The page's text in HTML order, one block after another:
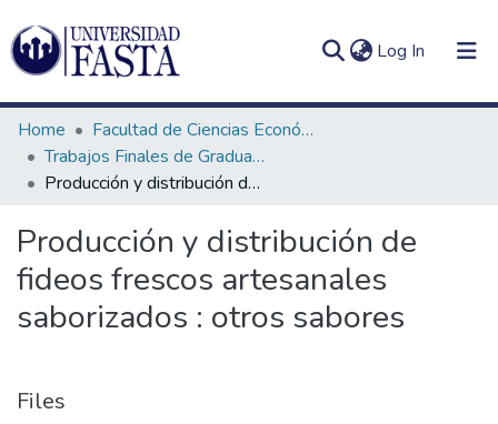
Log In (current)
Communities
&
Collections
All of DSpace
In (current)
Home
Facultad de Ciencias Económicas
Trabajos Finales de Graduación de Licenciatura en Marketing
Producción y distribución de fideos frescos artesanales saborizados : otros sabores
Producción y distribución de
fideos frescos artesanales
saborizados : otros sabores
Files